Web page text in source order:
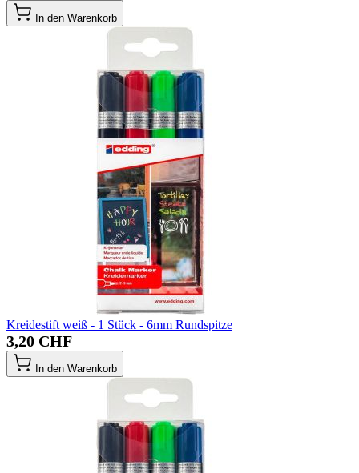
In den Warenkorb
Kreidestift weiß - 1 Stück - 6mm Rundspitze
3,20 CHF
In den Warenkorb